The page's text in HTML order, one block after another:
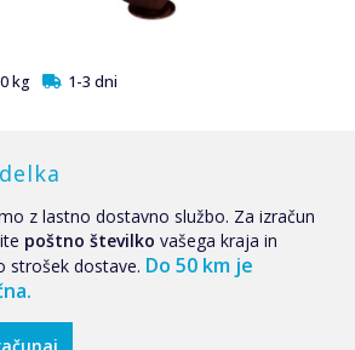
kg 1-3 dni
z lastno dostavno službo. Za izračun
poštno številko vašega kraja in
strošek dostave. Do 50 km je